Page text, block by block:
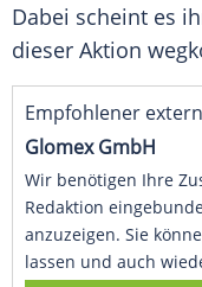
Dabei scheint es
dieser Aktion
Empfohlener
Glomex GmbH
Wir benötigen Ihre
Redaktion
anzuzeigen. Sie
lassen und auch